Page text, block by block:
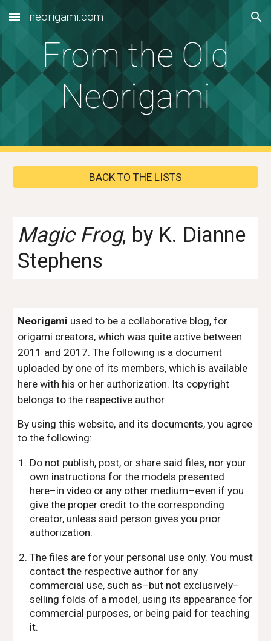
Skip to main content Skip to navigation
neorigami.com
From the Old
Neorigami
BACK TO THE LISTS
Magic Frog, by K. Dianne
Stephens
Neorigami used to be a collaborative blog, for
origami creators, which was quite active between
2011 and 2017. The following is a document
uploaded by one of its members, which is available
here with his or her authorization. Its copyright
belongs to the respective author.
By using this website, and its documents, you agree
to the following:
Do not publish, post, or share said files, nor your
own instructions for the models presented
here–in video or any other medium–even if you
give the proper credit to the corresponding
creator, unless said person gives you prior
authorization.
The files are for your personal use only. You must
contact the respective author for any
commercial use, such as–but not exclusively–
selling folds of a model, using its appearance for
commercial purposes, or being paid for teaching
it.